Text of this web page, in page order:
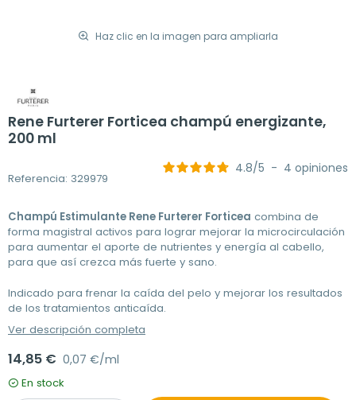
Haz clic en la imagen para ampliarla
Rene Furterer Forticea champú energizante,
200 ml
Referencia: 329979
4.8/5 - 4 opiniones
Champú Estimulante Rene Furterer Forticea combina de
forma magistral activos para lograr mejorar la microcirculación
para aumentar el aporte de nutrientes y energía al cabello,
para que así crezca más fuerte y sano.
Indicado para frenar la caída del pelo y mejorar los resultados
de los tratamientos anticaída.
Ver descripción completa
14,85 € 0,07 €/ml
En stock